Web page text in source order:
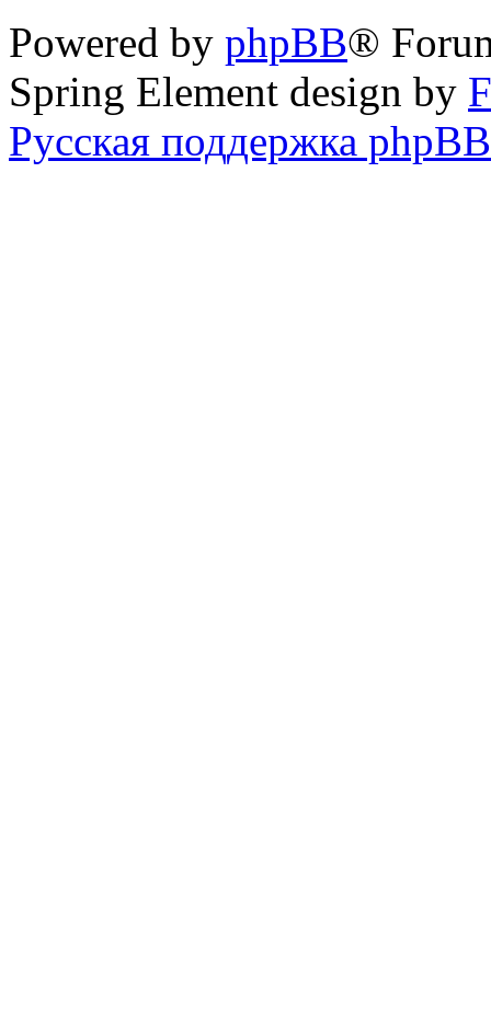
Powered by phpBB®
Spring Element design by
Русская поддержка phpBB